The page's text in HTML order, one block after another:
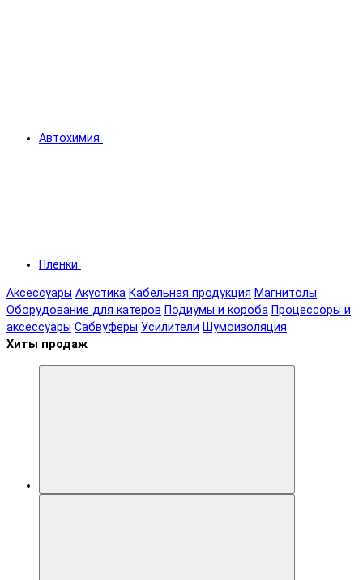
Автохимия
Пленки
Аксессуары Акустика Кабельная продукция Магнитолы
Оборудование для катеров Подиумы и короба Процессоры и
аксессуары Сабвуферы Усилители Шумоизоляция
Хиты продаж